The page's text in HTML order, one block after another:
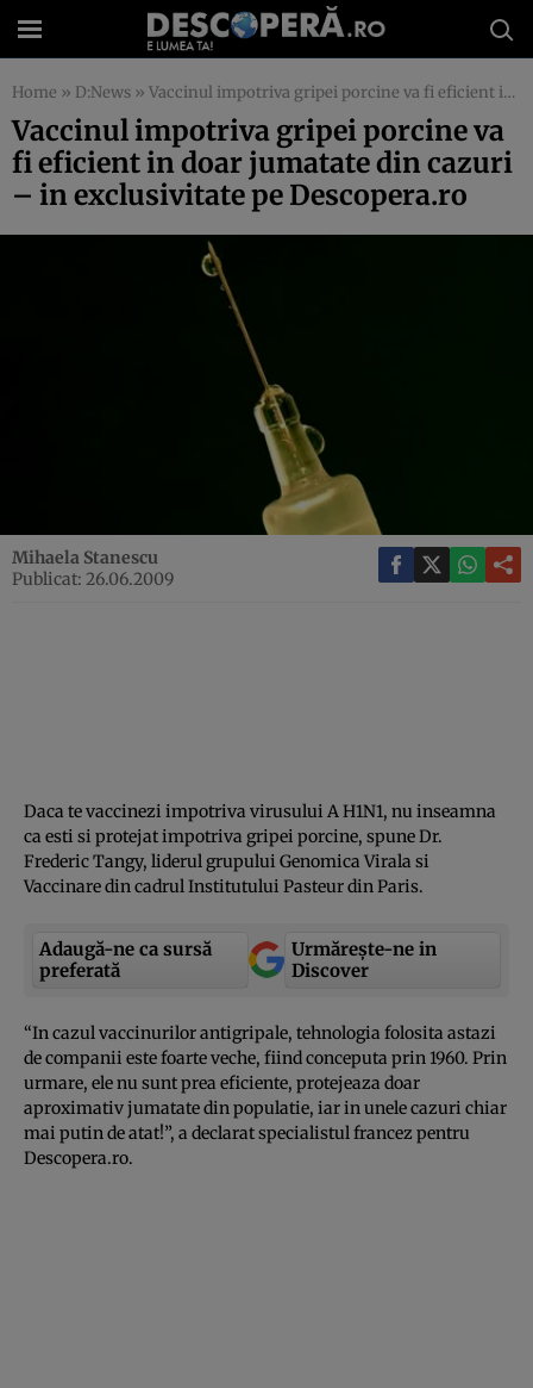
Home » D:News » Vaccinul impotriva gripei porcine va fi eficient in doar jumatate din cazuri – in exclusivitate pe Descopera.ro
Vaccinul impotriva gripei porcine va
fi eficient in doar jumatate din cazuri
– in exclusivitate pe Descopera.ro
Mihaela Stanescu
Publicat: 26.06.2009
Daca te vaccinezi impotriva virusului A H1N1, nu inseamna
ca esti si protejat impotriva gripei porcine, spune Dr.
Frederic Tangy, liderul grupului Genomica Virala si
Vaccinare din cadrul Institutului Pasteur din Paris.
Adaugă-ne ca sursă
preferată
Urmărește-ne in
Discover
“In cazul vaccinurilor antigripale, tehnologia folosita astazi
de companii este foarte veche, fiind conceputa prin 1960. Prin
urmare, ele nu sunt prea eficiente, protejeaza doar
aproximativ jumatate din populatie, iar in unele cazuri chiar
mai putin de atat!”, a declarat specialistul francez pentru
Descopera.ro.